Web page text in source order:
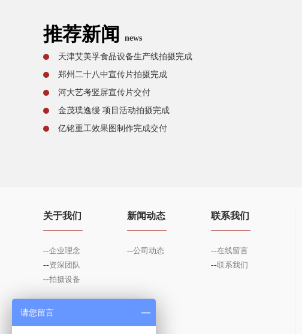
推荐新闻 news
天津艾美孚食品设备生产线拍摄完成
郑州二十八中宣传片拍摄完成
河大艺考竖屏宣传片交付
金茂璞逸缦 项目活动拍摄完成
亿铭重工效果图制作完成交付
关于我们
--企业理念
--资深团队
--拍摄设备
新闻动态
--公司动态
联系我们
--在线留言
--联系我们
请您留言